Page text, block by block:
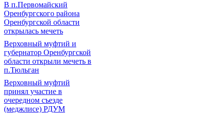
В п.Первомайский
Оренбургского района
Оренбургской области
открылась мечеть
Верховный муфтий и
губернатор Оренбургской
области открыли мечеть в
п.Тюльган
Верховный муфтий
принял участие в
очередном съезде
(меджлисе) РДУМ